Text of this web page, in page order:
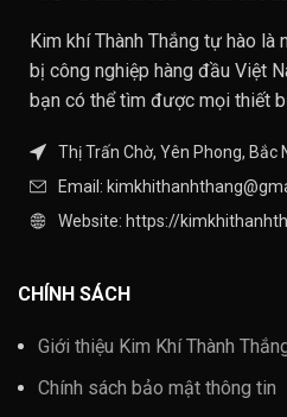
Kim khí Thành Thắng tự hào là
bị công nghiệp hàng đầu Việt
bạn có thể tìm được mọi thiết
Thị Trấn Chờ, Yên Phong, Bắc
Email:
Website: https://
CHÍNH SÁCH
Giới thiệu Kim Khí Thành
Chính sách bảo mật thông tin